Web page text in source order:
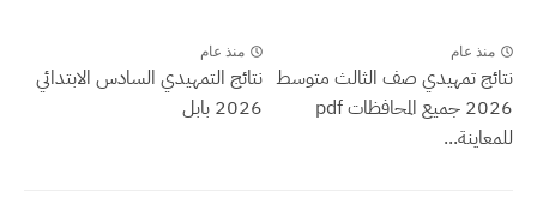
منذ عام
نتائج تمهيدي صف الثالث متوسط
2026 جميع المحافظات pdf
للمعاينة...
منذ عام
نتائج التمهيدي السادس الابتدائي
2026 بابل